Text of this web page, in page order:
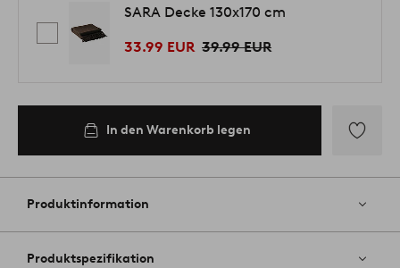
SARA Decke 130x170 cm
33.99 EUR 39.99 EUR
In den Warenkorb legen
Favoriten
Produktinformation
Produktspezifikation